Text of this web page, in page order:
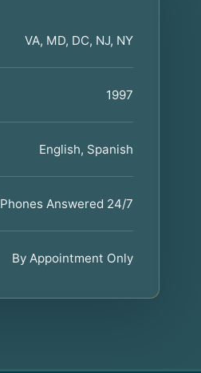
VA, MD, DC, NJ, NY
1997
English, Spanish
Phones Answered 24/7
By Appointment Only